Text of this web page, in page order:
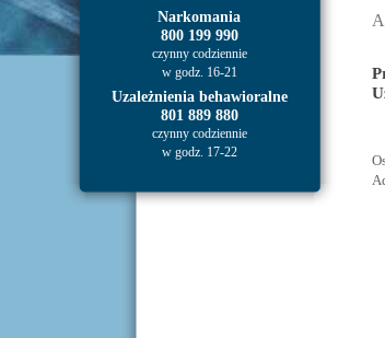
Narkomania
800 199 990
czynny codziennie
w godz. 16-21
Uzależnienia behawioralne
801 889 880
czynny codziennie
w godz. 17-22